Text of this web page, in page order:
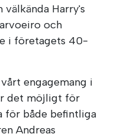
Harry's
och
i företagets 40-
engagemang i
det möjligt för
för både befintliga
Andreas